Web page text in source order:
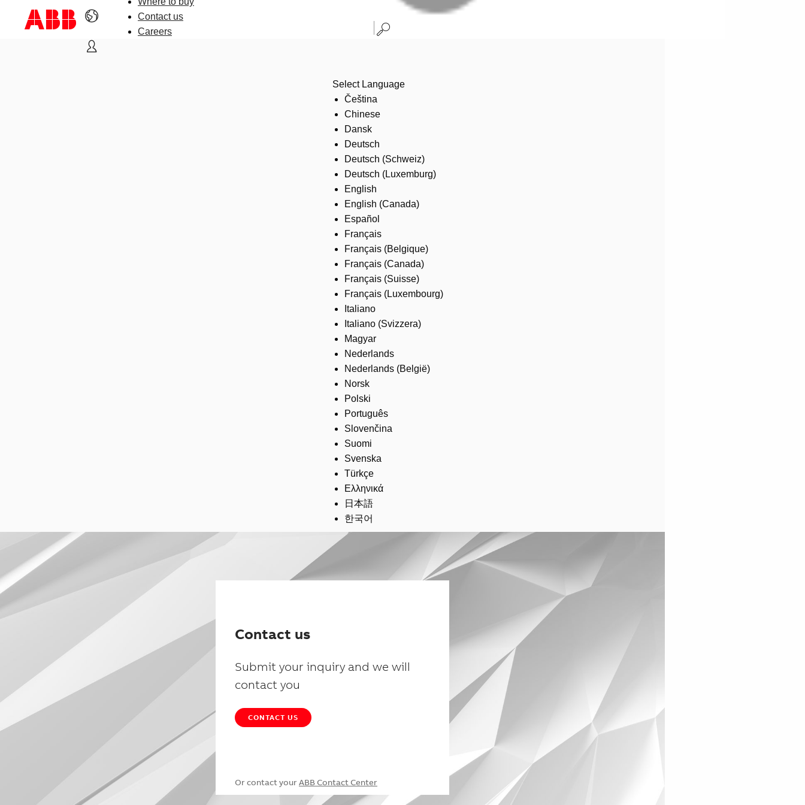
Contact us
Careers
Select Language
Čeština
Chinese
Dansk
Deutsch
Deutsch (Schweiz)
Deutsch (Luxemburg)
English
English (Canada)
Español
Français
Français (Belgique)
Français (Canada)
Français (Suisse)
Français (Luxembourg)
Italiano
Italiano (Svizzera)
Magyar
Nederlands
Nederlands (België)
Norsk
Polski
Português
Slovenčina
Suomi
Svenska
Türkçe
Ελληνικά
日本語
한국어
Contact us
Submit your inquiry and we will
contact you
CONTACT US
Or contact your ABB Contact Center